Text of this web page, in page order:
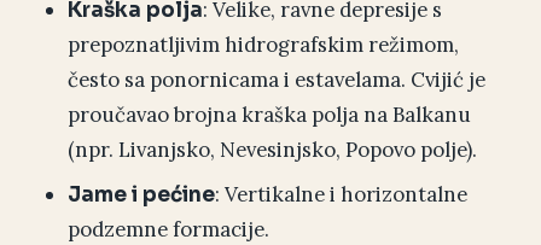
Kraška polja: Velike, ravne depresije s
prepoznatljivim hidrografskim režimom,
često sa ponornicama i estavelama. Cvijić je
proučavao brojna kraška polja na Balkanu
(npr. Livanjsko, Nevesinjsko, Popovo polje).
Jame i pećine: Vertikalne i horizontalne
podzemne formacije.